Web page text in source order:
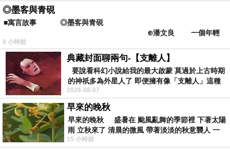
味讓人吃得香汗淋漓，直呼過癮！
道地泰式風味，清爽濃厚的椰汁，散發超人氣的迷人滋味，甘醇豐厚的
醬汁，以精準的比例調製而成，融合清炒豬肉，
，多層字滋味讓人無法霸口。
◎墨客與青硯
■寓言故事 ◎墨客與青硯
⊕潘文良 一個年輕
的墨客，在京城的古玩肆裡
9 小時前
典藏封面聊兩句-【支離人】
要說看科幻小說給我的最大啟蒙 莫過於上古時期
的神祇多為外星人了 即便擁有像「支離人」這種
驚世駭俗的神通法門 也未必讀
2026-08-07
早來的晚秋
早來的晚秋 盛暑在 颱風亂舞的季節裡 下著太陽
雨 立秋來了 清晨的微風 帶著淡淡的秋意襲人 一
下子 又被赤
15 小時前